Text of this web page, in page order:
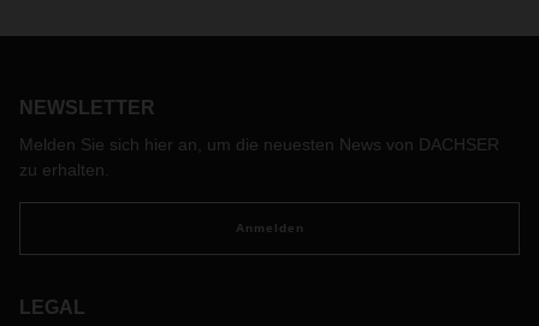
persönlichen Ziele.
NEWSLETTER
Melden Sie sich hier an, um die neuesten News von DACHSER
zu erhalten.
Anmelden
LEGAL